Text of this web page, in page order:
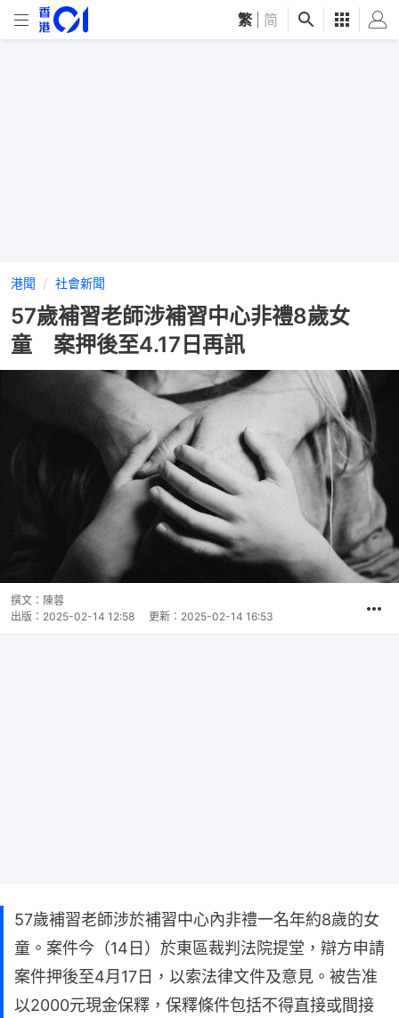
繁 简
港聞 社會新聞
57歲補習老師涉補習中心非禮8歲女
童 案押後至4.17日再訊
撰文： 陳蓉
出版： 2025-02-14 12:58 更新： 2025-02-14 16:53
57歲補習老師涉於補習中心內非禮一名年約8歲的女
童。案件今（14日）於東區裁判法院提堂，辯方申請
案件押後至4月17日，以索法律文件及意見。被告准
以2000元現金保釋，保釋條件包括不得直接或間接